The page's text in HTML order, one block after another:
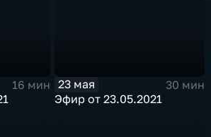
16 мин
23 мая
30 мин
Эфир от 23.05.2021